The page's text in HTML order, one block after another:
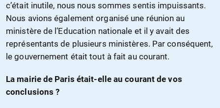
c’était inutile, nous nous sommes sentis impuissants.
Nous avions également organisé une réunion au
ministère de l’Education nationale et il y avait des
représentants de plusieurs ministères. Par conséquent,
le gouvernement était tout à fait au courant.
La mairie de Paris était-elle au courant de vos
conclusions ?